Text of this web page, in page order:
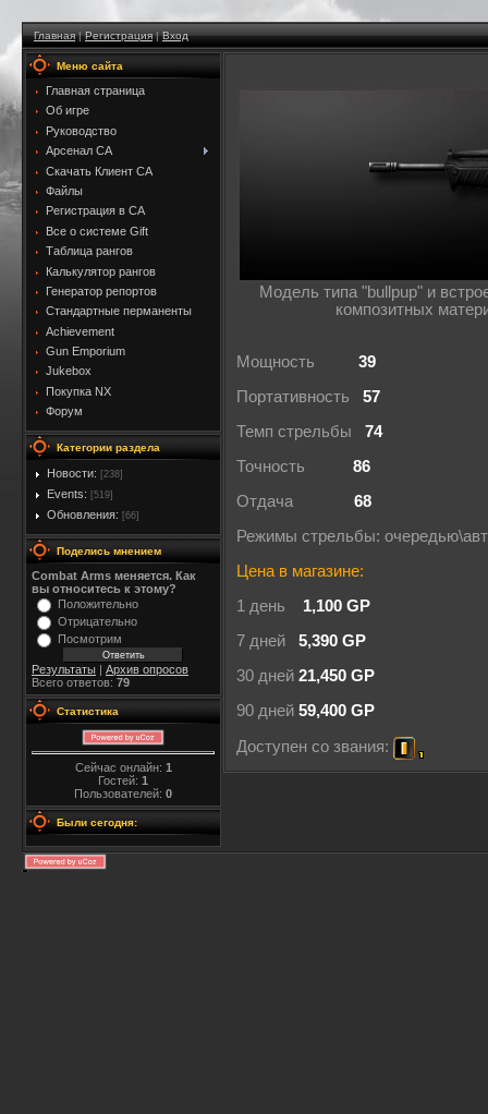
Главная|Регистрация|Вход
Меню сайта
Главная страница
Об игре
Руководство
Арсенал CA
Скачать Клиент CA
Файлы
Регистрация в CA
Все о системе Gift
Таблица рангов
Калькулятор рангов
Генератор репортов
Стандартные перманенты
Achievement
Gun Emporium
Jukebox
Покупка NX
Форум
Категории раздела
Новости: [238]
Events: [519]
Обновления: [66]
Поделись мнением
Combat Arms меняется. Как
вы относитесь к этому?
Положительно
Отрицательно
Посмотрим
Результаты | Архив опросов
Всего ответов: 79
Статистика
Сейчас онлайн: 1
Гостей: 1
Пользователей: 0
Были сегодня:
Модель типа "bullpup" и
композитных
Мощность 39
Портативность 57
Темп стрельбы 74
Точность 86
Отдача 68
Режимы стрельбы:
Цена в магазине:
1 день
1,100 GP
7 дней 5,390 GP
30 дней 21,450 GP
90 дней 59,400 GP
Доступен со звания: